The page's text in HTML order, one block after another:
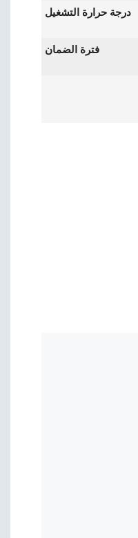
درجة حرارة التشغيل
فترة الضمان